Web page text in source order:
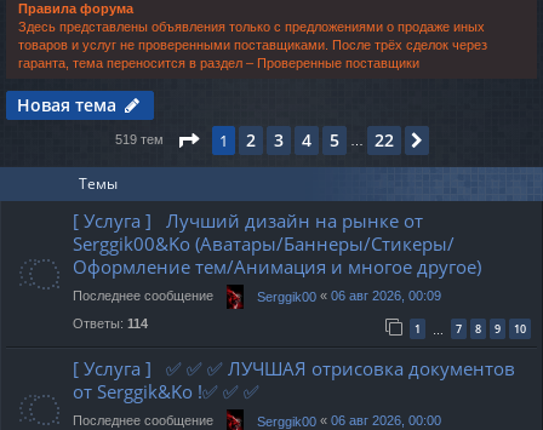
Правила форума
Здесь представлены объявления только с предложениями о продаже иных
товаров и услуг не проверенными поставщиками. После трёх сделок через
гаранта, тема переносится в раздел – Проверенные поставщики
Новая тема
519 тем Страница из 22
1 2 3 4 5 22
Темы
[ Услуга ] Лучший дизайн на рынке от
Serggik00&Ko (Аватары/Баннеры/Стикеры/
Оформление тем/Анимация и многое другое)
Последнее сообщение Serggik00 « 06 авг 2026, 00:09
Ответы: 114 1 … 7 8 9 10
[ Услуга ] ✅ ✅ ✅ ЛУЧШАЯ отрисовка документов
от Serggik&Ko !✅ ✅ ✅
Последнее сообщение Serggik00 « 06 авг 2026, 00:00